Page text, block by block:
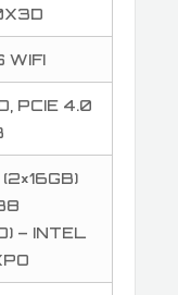
WIFI
PCIE 4.0
– INTEL